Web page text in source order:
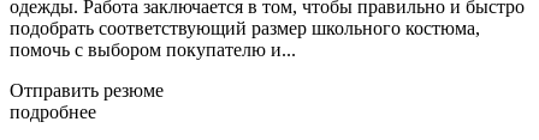
одежды. Работа заключается в том, чтобы правильно и быстро
подобрать соответствующий размер школьного костюма,
помочь с выбором покупателю и...
Отправить резюме
подробнее